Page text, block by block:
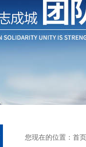
您现在的位置： 首页